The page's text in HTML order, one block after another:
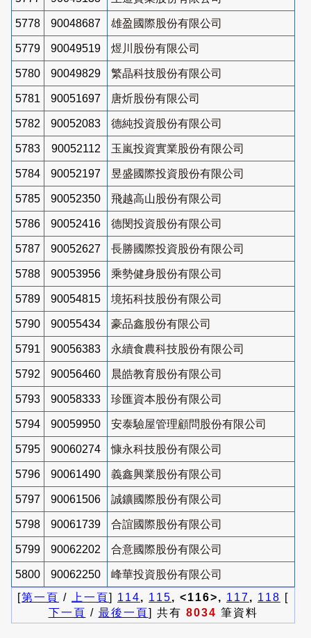
5778 90048687 雄盈國際股份有限公司
5779 90049519 煜川股份有限公司
5780 90049829 繁晶科技股份有限公司
5781 90051697 唐炘股份有限公司
5782 90052083 德純投資股份有限公司
5783 90052112 玉嵐投資實業股份有限公司
5784 90052197 昱盛國際投資股份有限公司
5785 90052350 飛越高山股份有限公司
5786 90052416 德閔投資股份有限公司
5787 90052627 長勝國際投資股份有限公司
5788 90053956 乘勢健身股份有限公司
5789 90054815 境拓科技股份有限公司
5790 90055434 豪品鑫股份有限公司
5791 90056383 永續食農科技股份有限公司
5792 90056460 晨皓教育股份有限公司
5793 90058333 珍匯資本股份有限公司
5794 90059950 安泰驗屋管理顧問股份有限公司
5795 90060274 慷永科技股份有限公司
5796 90061490 義鑫興業股份有限公司
5797 90061506 誠鑛國際股份有限公司
5798 90061739 合誼國際股份有限公司
5799 90062202 合意國際股份有限公司
5800 90062250
峰華投資股份有限公司
[第一頁 / 上一頁] 114, 115, <116>, 117, 118 [
下一頁 / 最後一頁] 共有 8034 筆資料